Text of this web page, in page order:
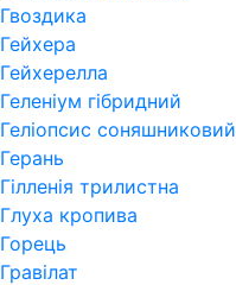
Гвоздика
Гейхера
Гейхерелла
Геленіум гібридний
Геліопсис соняшниковий
Герань
Гiлленiя трилистна
Глуха кропива
Горець
Гравілат